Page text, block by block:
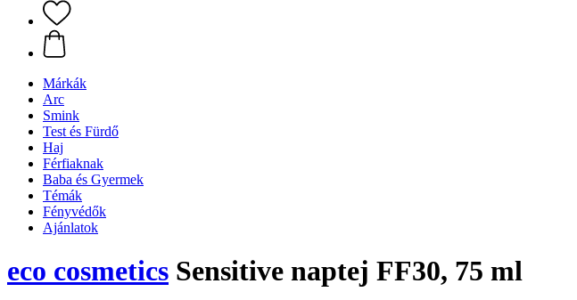
Márkák
Arc
Smink
Test és Fürdő
Haj
Férfiaknak
Baba és Gyermek
Témák
Fényvédők
Ajánlatok
eco cosmetics Sensitive naptej FF30, 75 ml